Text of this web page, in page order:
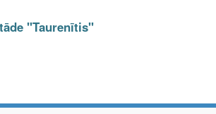
"Taurenītis"